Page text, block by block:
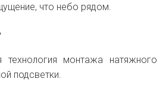
что небо рядом.
монтажа натяжного
подсветки.